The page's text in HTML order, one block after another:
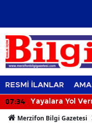
RESMİ İLANLAR
07:34
Yayalara Yol
Merzifon Bilgi Gazetesi